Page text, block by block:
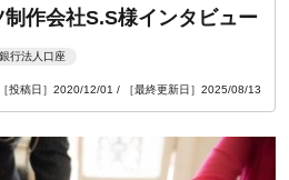
作会社S.S様インタビュー
銀行法人口座
［投稿日］2020/12/01 / ［最終更新日］2025/08/13